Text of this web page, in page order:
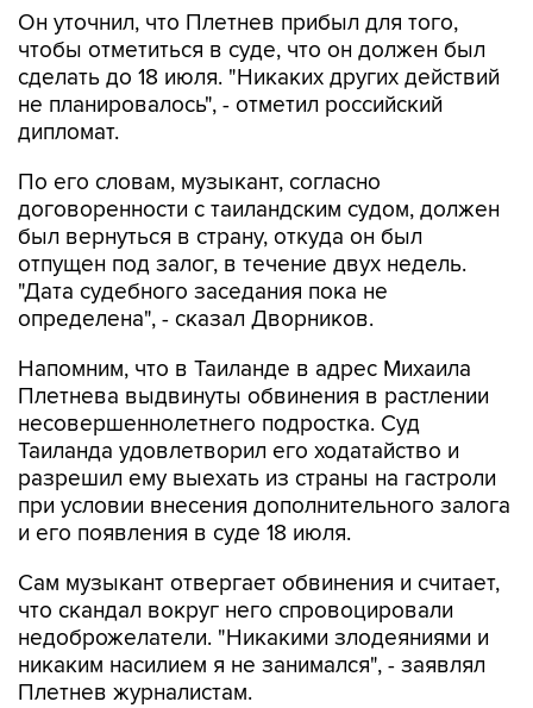
Он уточнил, что Плетнев прибыл для того,
чтобы отметиться в суде, что он должен был
сделать до 18 июля. "Никаких других действий
не планировалось", - отметил российский
дипломат.
По его словам, музыкант, согласно
договоренности с таиландским судом, должен
был вернуться в страну, откуда он был
отпущен под залог, в течение двух недель.
"Дата судебного заседания пока не
определена", - сказал Дворников.
Напомним, что в Таиланде в адрес Михаила
Плетнева выдвинуты обвинения в растлении
несовершеннолетнего подростка. Суд
Таиланда удовлетворил его ходатайство и
разрешил ему выехать из страны на гастроли
при условии внесения дополнительного залога
и его появления в суде 18 июля.
Сам музыкант отвергает обвинения и считает,
что скандал вокруг него спровоцировали
недоброжелатели. "Никакими злодеяниями и
никаким насилием я не занимался", - заявлял
Плетнев журналистам.